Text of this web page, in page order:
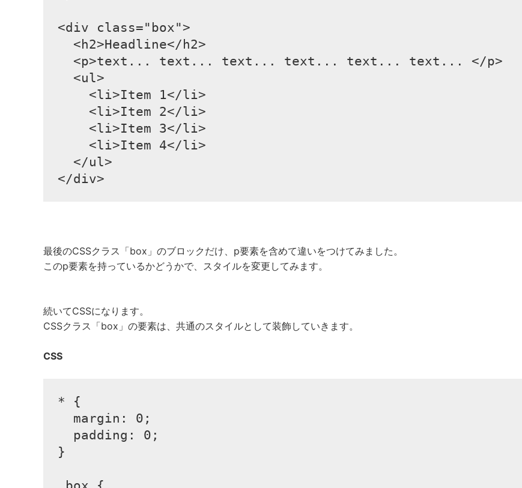
<div class="box">
  <h2>Headline</h2>
  <p>text... text... text... text... text... text... </p>
  <ul>
    <li>Item 1</li>
    <li>Item 2</li>
    <li>Item 3</li>
    <li>Item 4</li>
  </ul>
</div>
最後のCSSクラス「box」のブロックだけ、p要素を含めて違いをつけてみました。
このp要素を持っているかどうかで、スタイルを変更してみます。
続いてCSSになります。
CSSクラス「box」の要素は、共通のスタイルとして装飾していきます。
CSS
* {
  margin: 0;
  padding: 0;
}